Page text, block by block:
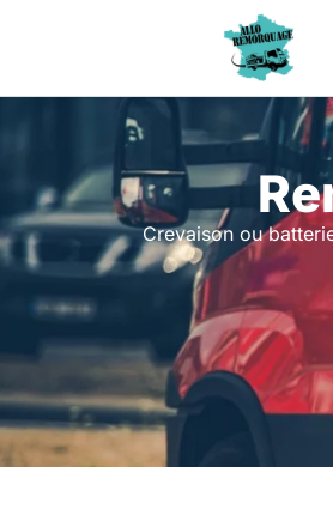
Crevaison ou